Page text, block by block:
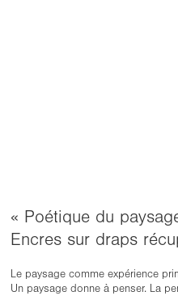
« Poétique du
Encres sur draps
Le paysage comme expérience
Un paysage donne à penser. La